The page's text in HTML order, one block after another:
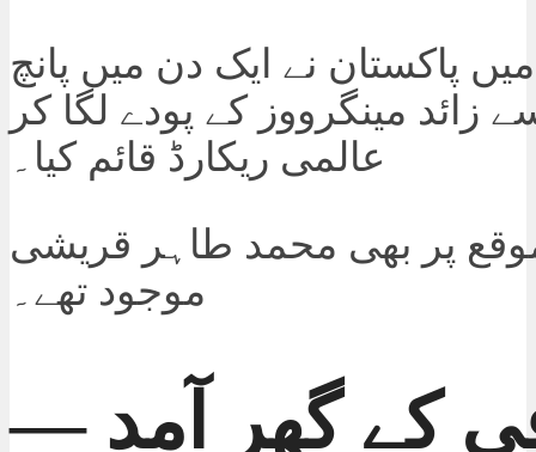
2009 میں پاکستان نے ایک دن میں پانچ
زائد مینگرووز کے پودے لگا کر
عالمی ریکارڈ قائم کیا۔
پر بھی محمد طاہر قریشی
موجود تھے۔
کے گھر آمد —